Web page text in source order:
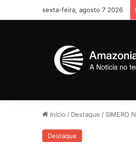
sexta-feira, agosto 7 2026
Início / Destaque / SIMERO
Destaque